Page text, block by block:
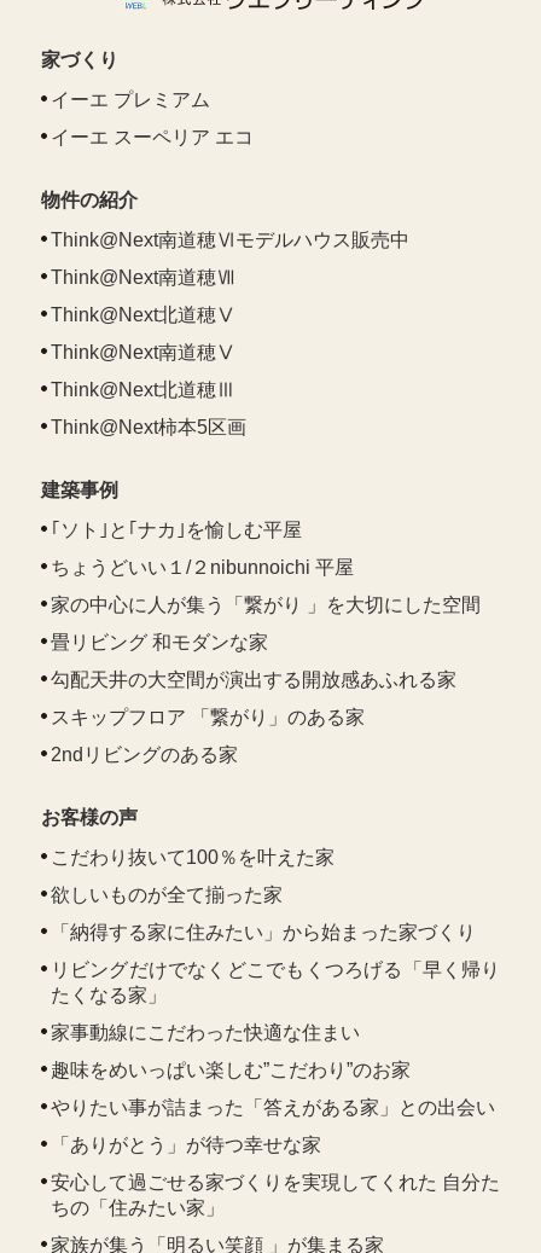
家づくり
イーエ プレミアム
イーエ スーペリア エコ
物件の紹介
Think@Next南道穂Ⅵモデルハウス販売中
Think@Next南道穂Ⅶ
Think@Next北道穂Ⅴ
Think@Next南道穂Ⅴ
Think@Next北道穂Ⅲ
Think@Next柿本5区画
建築事例
｢ソト｣と｢ナカ｣を愉しむ平屋
ちょうどいい１/２nibunnoichi 平屋
家の中心に人が集う「繋がり 」を大切にした空間
畳リビング 和モダンな家
勾配天井の大空間が演出する開放感あふれる家
スキップフロア 「繋がり」のある家
2ndリビングのある家
お客様の声
こだわり抜いて100％を叶えた家
欲しいものが全て揃った家
「納得する家に住みたい」から始まった家づくり
リビングだけでなくどこでもくつろげる「早く帰り
たくなる家」
家事動線にこだわった快適な住まい
趣味をめいっぱい楽しむ”こだわり”のお家
やりたい事が詰まった「答えがある家」との出会い
「ありがとう」が待つ幸せな家
安心して過ごせる家づくりを実現してくれた 自分た
ちの「住みたい家」
家族が集う「明るい笑顔 」が集まる家